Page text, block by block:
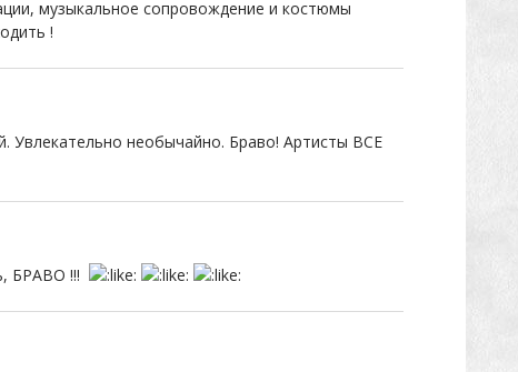
музыкальное сопровождение и костюмы
!
Увлекательно необычайно. Браво! Артисты ВСЕ
БРАВО !!!